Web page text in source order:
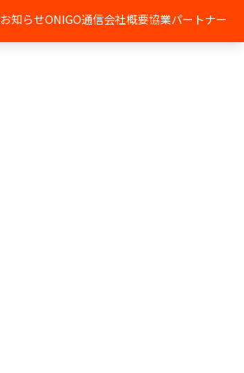
お知らせONIGO通信会社概要協業パートナー